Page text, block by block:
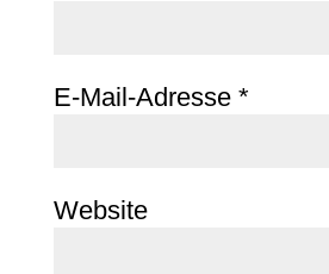
E-Mail-Adresse *
Website